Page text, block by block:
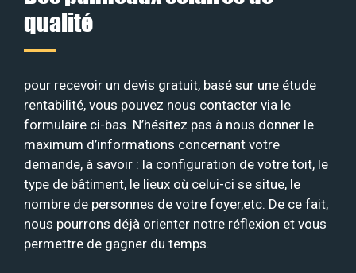
qualité
pour recevoir un devis gratuit, basé sur une étude
rentabilité, vous pouvez nous contacter via le
formulaire ci-bas. N’hésitez pas à nous donner le
maximum d’informations concernant votre
demande, à savoir : la configuration de votre toit, le
type de bâtiment, le lieux où celui-ci se situe, le
nombre de personnes de votre foyer,etc. De ce fait,
nous pourrons déjà orienter notre réflexion et vous
permettre de gagner du temps.